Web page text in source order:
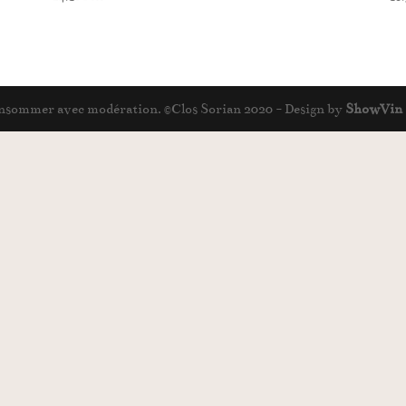
avec modération. ©Clos Sorian 2020 - Design by ShowVin